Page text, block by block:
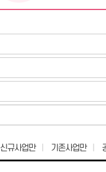
신규사업만 기존사업만